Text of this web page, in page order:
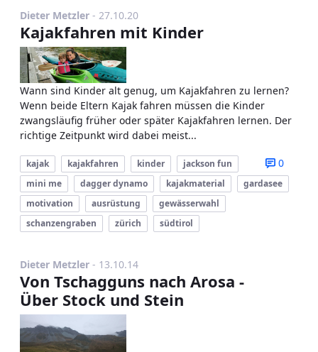
Dieter Metzler - Publikationsdatum
27.10.20
Kajakfahren mit Kinder
Wann sind Kinder alt genug, um Kajakfahren zu lernen?
Wenn beide Eltern Kajak fahren müssen die Kinder
zwangsläufig früher oder später Kajakfahren lernen. Der
richtige Zeitpunkt wird dabei meist...
0
kajak kajakfahren kinder
jackson fun
mini me
dagger dynamo kajakmaterial
gardasee
motivation
ausrüstung
gewässerwahl
schanzengraben
zürich südtirol
Dieter Metzler - Publikationsdatum
13.10.14
Von Tschagguns nach Arosa -
Über Stock und Stein